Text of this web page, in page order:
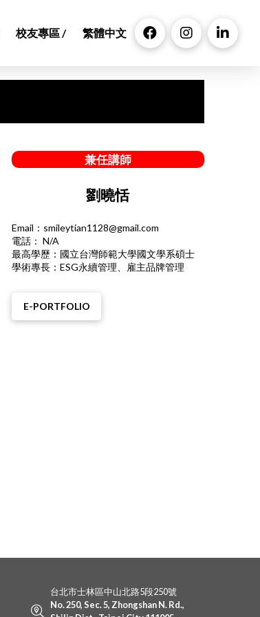
校友專區 / 繁體中文
兼任講師
劉曉恬
Email： smileytian1128@gmail.com
電話： N/A
最高學歷：國立台灣師範大學國文學系碩士
學術專長：ESG永續管理、雇主品牌管理
E-PORTFOLIO
台北市士林區中山北路5段250號
No. 250, Sec. 5, Zhongshan N. Rd.,